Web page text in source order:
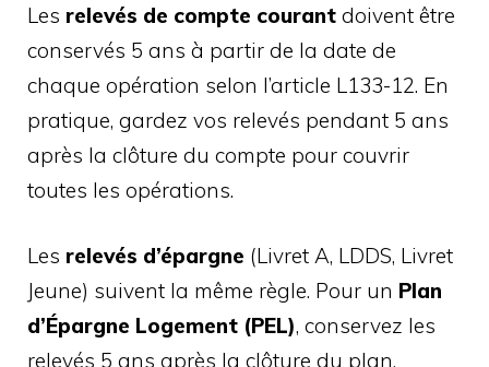
Les relevés de compte courant doivent être
conservés 5 ans à partir de la date de
chaque opération selon l’article L133-12. En
pratique, gardez vos relevés pendant 5 ans
après la clôture du compte pour couvrir
toutes les opérations.
Les relevés d’épargne (Livret A, LDDS, Livret
Jeune) suivent la même règle. Pour un Plan
d’Épargne Logement (PEL), conservez les
relevés 5 ans après la clôture du plan,